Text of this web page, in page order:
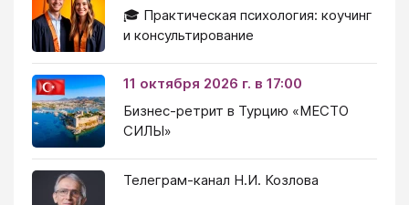
🎓 Практическая психология: коучинг
и консультирование
11 октября 2026 г. в 17:00
Бизнес-ретрит в Турцию «МЕСТО
СИЛЫ»
Телеграм-канал Н.И. Козлова